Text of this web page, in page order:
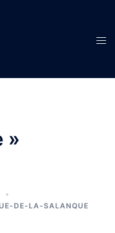
»
DE-LA-SALANQUE